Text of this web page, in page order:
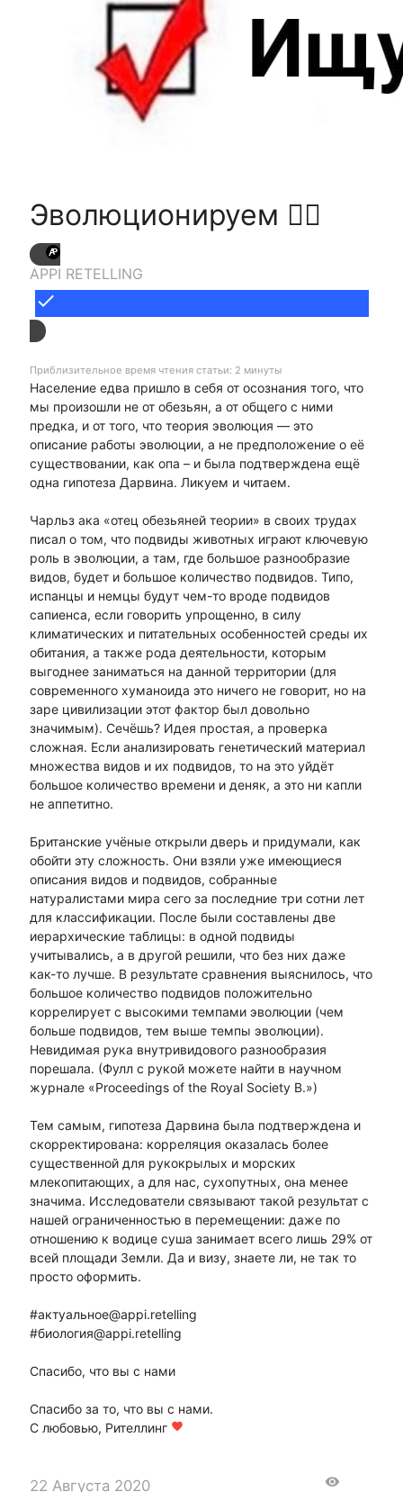
Эволюционируем 🚶‍♂
APPI RETELLING
done
Приблизительное время чтения статьи: 2 минуты
Население едва пришло в себя от осознания того, что
мы произошли не от обезьян, а от общего с ними
предка, и от того, что теория эволюция — это
описание работы эволюции, а не предположение о её
существовании, как опа – и была подтверждена ещё
одна гипотеза Дарвина. Ликуем и читаем.
Чарльз ака «отец обезьяней теории» в своих трудах
писал о том, что подвиды животных играют ключевую
роль в эволюции, а там, где большое разнообразие
видов, будет и большое количество подвидов. Типо,
испанцы и немцы будут чем-то вроде подвидов
сапиенса, если говорить упрощенно, в силу
климатических и питательных особенностей среды их
обитания, а также рода деятельности, которым
выгоднее заниматься на данной территории (для
современного хуманоида это ничего не говорит, но на
заре цивилизации этот фактор был довольно
значимым). Сечёшь? Идея простая, а проверка
сложная. Если анализировать генетический материал
множества видов и их подвидов, то на это уйдёт
большое количество времени и деняк, а это ни капли
не аппетитно.
Британские учёные открыли дверь и придумали, как
обойти эту сложность. Они взяли уже имеющиеся
описания видов и подвидов, собранные
натуралистами мира сего за последние три сотни лет
для классификации. После были составлены две
иерархические таблицы: в одной подвиды
учитывались, а в другой решили, что без них даже
как-то лучше. В результате сравнения выяснилось, что
большое количество подвидов положительно
коррелирует с высокими темпами эволюции (чем
больше подвидов, тем выше темпы эволюции).
Невидимая рука внутривидового разнообразия
порешала. (Фулл с рукой можете найти в научном
журнале «Proceedings of the Royal Society B.»)
Тем самым, гипотеза Дарвина была подтверждена и
скорректирована: корреляция оказалась более
существенной для рукокрылых и морских
млекопитающих, а для нас, сухопутных, она менее
значима. Исследователи связывают такой результат с
нашей ограниченностью в перемещении: даже по
отношению к водице суша занимает всего лишь 29% от
всей площади Земли. Да и визу, знаете ли, не так то
просто оформить.
#актуальное@appi.retelling
#биология@appi.retelling
Спасибо, что вы с нами
Спасибо за то, что вы с нами.
С любовью, Рителлинг favorite
22 Августа 2020 visibility